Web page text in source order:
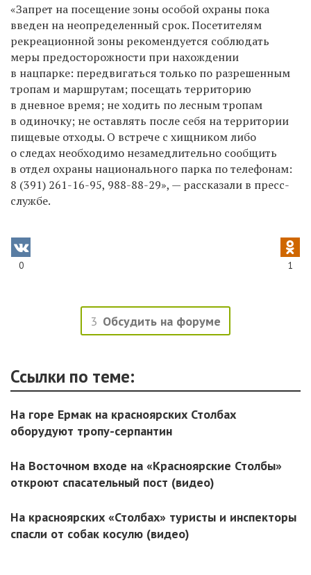
«Запрет на посещение зоны особой охраны пока
введен на неопределенный срок. Посетителям
рекреационной зоны рекомендуется соблюдать
меры предосторожности при нахождении
в нацпарке: передвигаться только по разрешенным
тропам и маршрутам; посещать территорию
в дневное время; не ходить по лесным тропам
в одиночку; не оставлять после себя на территории
пищевые отходы. О встрече с хищником либо
о следах необходимо незамедлительно сообщить
в отдел охраны национального парка по телефонам:
8 (391) 261-16-95, 988-88-29», — рассказали в пресс-
службе.
0 1
3 Обсудить на форуме
Ссылки по теме:
На горе Ермак на красноярских Столбах
оборудуют тропу-серпантин
На Восточном входе на «Красноярские Столбы»
откроют спасательный пост (видео)
На красноярских «Столбах» туристы и инспекторы
спасли от собак косулю (видео)